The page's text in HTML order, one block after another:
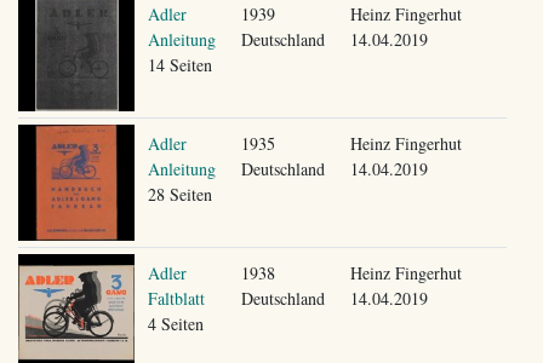
Adler
Anleitung
14 Seiten
1939
Deutschland
Heinz Fingerhut
14.04.2019
Adler
Anleitung
28 Seiten
1935
Deutschland
Heinz Fingerhut
14.04.2019
Adler
Faltblatt
4 Seiten
1938
Deutschland
Heinz Fingerhut
14.04.2019